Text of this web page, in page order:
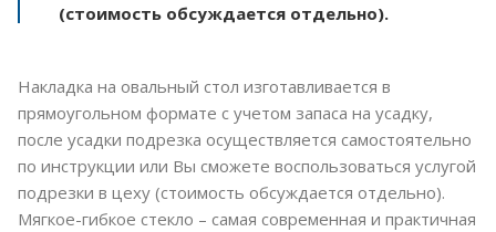
(стоимость обсуждается отдельно).
Накладка на овальный стол изготавливается в
прямоугольном формате с учетом запаса на усадку,
после усадки подрезка осуществляется самостоятельно
по инструкции или Вы сможете воспользоваться услугой
подрезки в цеху (стоимость обсуждается отдельно).
Мягкое-гибкое стекло – самая современная и практичная